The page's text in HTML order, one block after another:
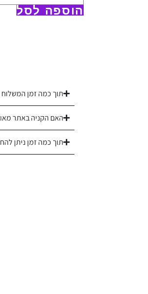
|הוספה לסל
תוך כמה זמן המשלוח
האם הקניה באתר
תוך כמה זמן ניתן